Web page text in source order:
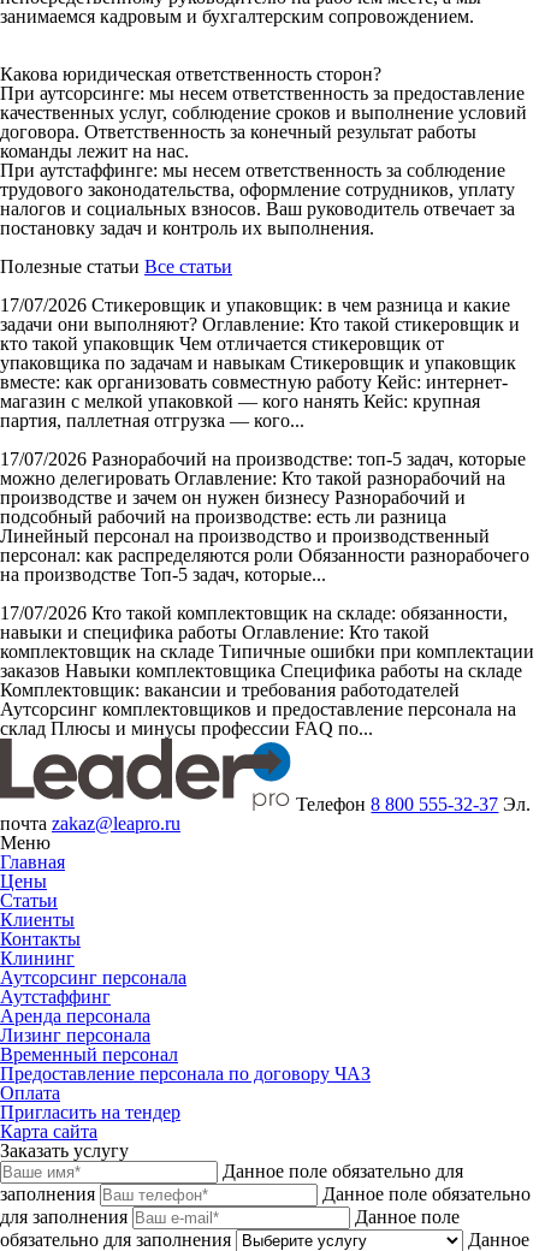
занимаемся кадровым и бухгалтерским сопровождением.
Какова юридическая ответственность сторон?
При аутсорсинге: мы несем ответственность за предоставление
качественных услуг, соблюдение сроков и выполнение условий
договора. Ответственность за конечный результат работы
команды лежит на нас.
При аутстаффинге: мы несем ответственность за соблюдение
трудового законодательства, оформление сотрудников, уплату
налогов и социальных взносов. Ваш руководитель отвечает за
постановку задач и контроль их выполнения.
Полезные статьи Все статьи
17/07/2026 Стикеровщик и упаковщик: в чем разница и какие
задачи они выполняют? Оглавление: Кто такой стикеровщик и
кто такой упаковщик Чем отличается стикеровщик от
упаковщика по задачам и навыкам Стикеровщик и упаковщик
вместе: как организовать совместную работу Кейс: интернет-
магазин с мелкой упаковкой — кого нанять Кейс: крупная
партия, паллетная отгрузка — кого...
17/07/2026 Разнорабочий на производстве: топ-5 задач, которые
можно делегировать Оглавление: Кто такой разнорабочий на
производстве и зачем он нужен бизнесу Разнорабочий и
подсобный рабочий на производстве: есть ли разница
Линейный персонал на производство и производственный
персонал: как распределяются роли Обязанности разнорабочего
на производстве Топ-5 задач, которые...
17/07/2026 Кто такой комплектовщик на складе: обязанности,
навыки и специфика работы Оглавление: Кто такой
комплектовщик на складе Типичные ошибки при комплектации
заказов Навыки комплектовщика Специфика работы на складе
Комплектовщик: вакансии и требования работодателей
Аутсорсинг комплектовщиков и предоставление персонала на
склад Плюсы и минусы профессии FAQ по...
Телефон8 800 555-32-37 Эл.
почта zakaz@leapro.ru
Меню
Главная
Цены
Статьи
Клиенты
Контакты
Клининг
Аутсорсинг персонала
Аутстаффинг
Аренда персонала
Лизинг персонала
Временный персонал
Предоставление персонала по договору ЧАЗ
Оплата
Пригласить на тендер
Карта сайта
Заказать услугу
Данное поле обязательно для
заполнения
Данное поле обязательно
для заполнения
Данное поле
обязательно для заполнения
Данное